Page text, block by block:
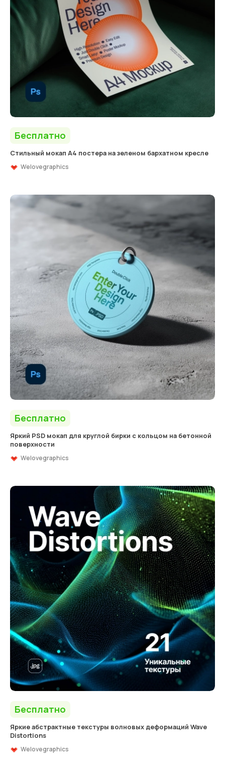
Бесплатно
Стильный мокап А4 постера на зеленом бархатном кресле
Welovegraphics
Бесплатно
Яркий PSD мокап для круглой бирки с кольцом на бетонной
поверхности
Welovegraphics
Бесплатно
Яркие абстрактные текстуры волновых деформаций Wave
Distortions
Welovegraphics